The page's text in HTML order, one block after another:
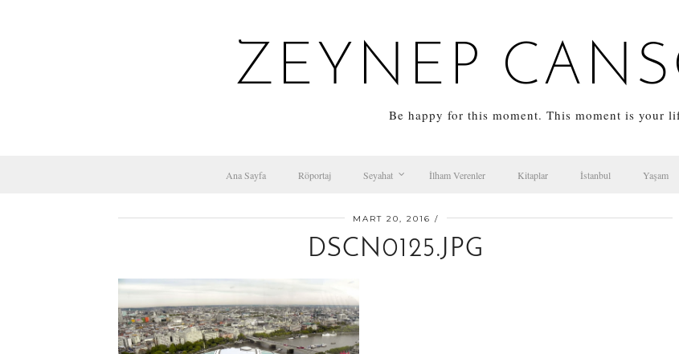
ZEYNEP
Be happy for this moment. This moment is your
Ana Sayfa Röportaj Seyahat İlham Verenler Kitaplar İstanbul Yaşam
MART 20, 2016
DSCN0125.JPG